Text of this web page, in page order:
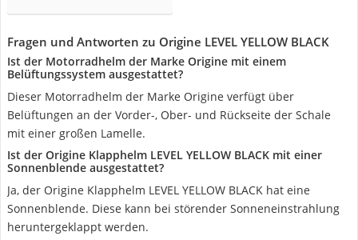
Fragen und Antworten zu Origine LEVEL YELLOW BLACK
Ist der Motorradhelm der Marke Origine mit einem
Belüftungssystem ausgestattet?
Dieser Motorradhelm der Marke Origine verfügt über
Belüftungen an der Vorder-, Ober- und Rückseite der Schale
mit einer großen Lamelle.
Ist der Origine Klapphelm LEVEL YELLOW BLACK mit einer
Sonnenblende ausgestattet?
Ja, der Origine Klapphelm LEVEL YELLOW BLACK hat eine
Sonnenblende. Diese kann bei störender Sonneneinstrahlung
heruntergeklappt werden.